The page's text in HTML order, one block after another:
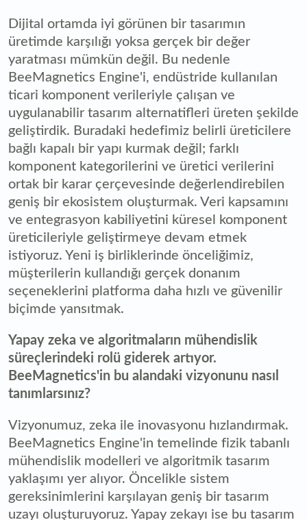
Dijital ortamda iyi görünen bir tasarımın
üretimde karşılığı yoksa gerçek bir değer
yaratması mümkün değil. Bu nedenle
BeeMagnetics Engine'i, endüstride kullanılan
ticari komponent verileriyle çalışan ve
uygulanabilir tasarım alternatifleri üreten şekilde
geliştirdik. Buradaki hedefimiz belirli üreticilere
bağlı kapalı bir yapı kurmak değil; farklı
komponent kategorilerini ve üretici verilerini
ortak bir karar çerçevesinde değerlendirebilen
geniş bir ekosistem oluşturmak. Veri kapsamını
ve entegrasyon kabiliyetini küresel komponent
üreticileriyle geliştirmeye devam etmek
istiyoruz. Yeni iş birliklerinde önceliğimiz,
müşterilerin kullandığı gerçek donanım
seçeneklerini platforma daha hızlı ve güvenilir
biçimde yansıtmak.
Yapay zeka ve algoritmaların mühendislik
süreçlerindeki rolü giderek artıyor.
BeeMagnetics'in bu alandaki vizyonunu nasıl
tanımlarsınız?
Vizyonumuz, zeka ile inovasyonu hızlandırmak.
BeeMagnetics Engine'in temelinde fizik tabanlı
mühendislik modelleri ve algoritmik tasarım
yaklaşımı yer alıyor. Öncelikle sistem
gereksinimlerini karşılayan geniş bir tasarım
uzayı oluşturuyoruz. Yapay zekayı ise bu tasarım